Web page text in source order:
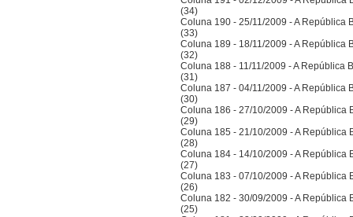
(34)
Coluna 190 - 25/11/2009 - A República
(33)
Coluna 189 - 18/11/2009 - A República
(32)
Coluna 188 - 11/11/2009 - A República
(31)
Coluna 187 - 04/11/2009 - A República
(30)
Coluna 186 - 27/10/2009 - A República
(29)
Coluna 185 - 21/10/2009 - A República
(28)
Coluna 184 - 14/10/2009 - A República
(27)
Coluna 183 - 07/10/2009 - A República
(26)
Coluna 182 - 30/09/2009 - A República
(25)